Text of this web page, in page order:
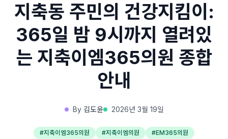
지축동 주민의 건강지킴이:
365일 밤 9시까지 열려있
는 지축이엠365의원 종합
안내
By 김도윤 2026년 3월 19일
#지축이엠365의원 #지축이엠의원 #EM365의원